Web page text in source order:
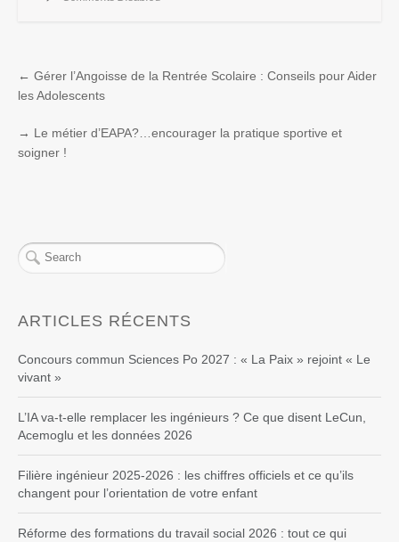
← Gérer l’Angoisse de la Rentrée Scolaire : Conseils pour Aider
les Adolescents
→ Le métier d’EAPA?…encourager la pratique sportive et
soigner !
ARTICLES RÉCENTS
Concours commun Sciences Po 2027 : « La Paix » rejoint « Le
vivant »
L’IA va-t-elle remplacer les ingénieurs ? Ce que disent LeCun,
Acemoglu et les données 2026
Filière ingénieur 2025-2026 : les chiffres officiels et ce qu’ils
changent pour l’orientation de votre enfant
Réforme des formations du travail social 2026 : tout ce qui